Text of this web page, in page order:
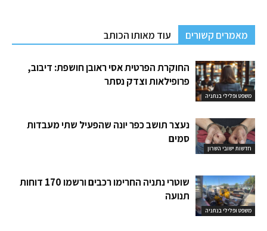
מאמרים קשורים עוד מאותו הכותב
משפט ופלילי בנתניה
החוקרת הפרטית אסי ראובן חושפת: דיבוב,
פרופילאות וצדק נסתר
חדשות ישובי השרון
נעצר תושב כפר יונה שהפעיל שתי מעבדות
סמים
משפט ופלילי בנתניה
שוטרי נתניה החרימו רכבים ורשמו 170 דוחות
תנועה